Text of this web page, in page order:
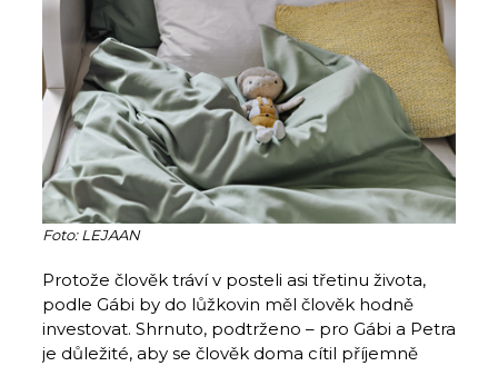
Foto: LEJAAN
Protože člověk tráví v posteli asi třetinu života,
podle Gábi by do lůžkovin měl člověk hodně
investovat. Shrnuto, podtrženo – pro Gábi a Petra
je důležité, aby se člověk doma cítil příjemně